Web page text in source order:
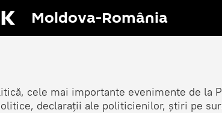
Moldova-România
cele mai importante evenimente de la
declarații ale politicienilor, știri pe